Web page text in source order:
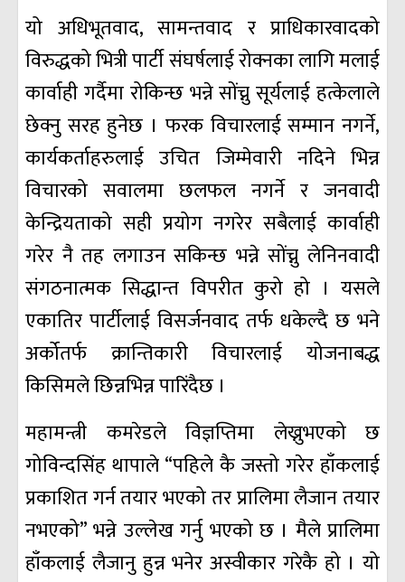
यो अधिभूतवाद, सामन्तवाद र प्राधिकारवादको
विरुद्धको भित्री पार्टी संघर्षलाई रोक्नका लागि मलाई
कार्वाही गर्दैमा रोकिन्छ भन्ने सोंच्नु सूर्यलाई हत्केलाले
छेक्नु सरह हुनेछ । फरक विचारलाई सम्मान नगर्ने,
कार्यकर्ताहरुलाई उचित जिम्मेवारी नदिने भिन्न
विचारको सवालमा छलफल नगर्ने र जनवादी
केन्द्रियताको सही प्रयोग नगरेर सबैलाई कार्वाही
गरेर नै तह लगाउन सकिन्छ भन्ने सोंच्नु लेनिनवादी
संगठनात्मक सिद्धान्त विपरीत कुरो हो । यसले
एकातिर पार्टीलाई विसर्जनवाद तर्फ धकेल्दै छ भने
अर्कोतर्फ क्रान्तिकारी विचारलाई योजनाबद्ध
किसिमले छिन्नभिन्न पारिंदैछ ।
महामन्त्री कमरेडले विज्ञप्तिमा लेख्नुभएको छ
गोविन्दसिंह थापाले “पहिले कै जस्तो गरेर हाँकलाई
प्रकाशित गर्न तयार भएको तर प्रालिमा लैजान तयार
नभएको” भन्ने उल्लेख गर्नु भएको छ । मैले प्रालिमा
हाँकलाई लैजानु हुन्न भनेर अस्वीकार गरेकै हो । यो